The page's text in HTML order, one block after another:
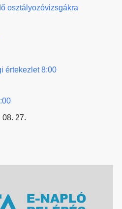
osztályozóvizsgákra
értekezlet 8:00
08. 27.